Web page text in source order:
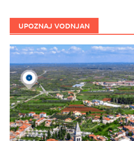
UPOZNAJ VODNJAN